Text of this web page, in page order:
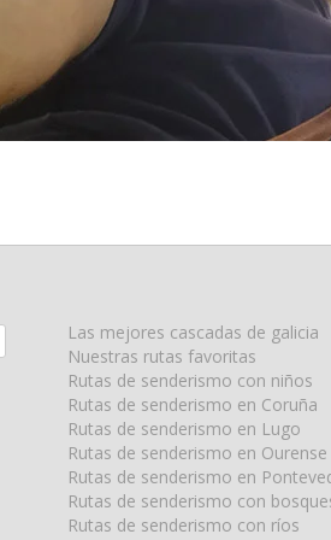
Las mejores cascadas de galicia
Nuestras rutas favoritas
Rutas de senderismo con niños
Rutas de senderismo en Coruña
Rutas de senderismo en Lugo
Rutas de senderismo en Ourense
Rutas de senderismo en
Rutas de senderismo con
Rutas de senderismo con ríos